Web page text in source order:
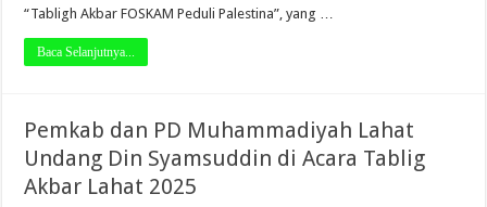
“Tabligh Akbar FOSKAM Peduli Palestina”, yang …
Baca Selanjutnya...
Pemkab dan PD Muhammadiyah Lahat
Undang Din Syamsuddin di Acara Tablig
Akbar Lahat 2025